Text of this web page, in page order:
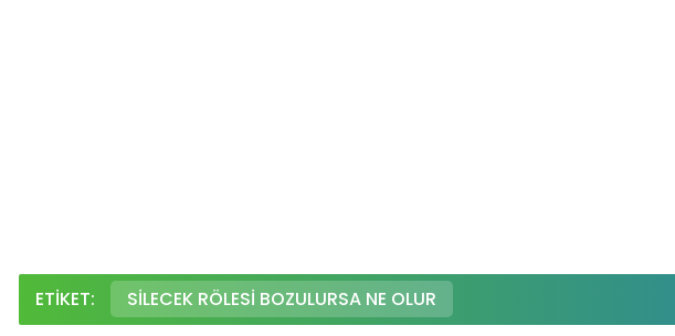
ETIKET: SILECEK RÖLESI BOZULURSA NE OLUR